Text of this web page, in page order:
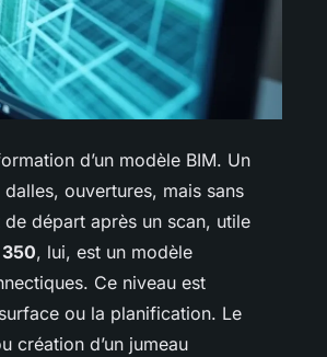
d’un modèle BIM. Un
ouvertures, mais sans
de départ après un scan, utile
350, lui, est un modèle
Ce niveau est
ou la planification. Le
création d’un jumeau